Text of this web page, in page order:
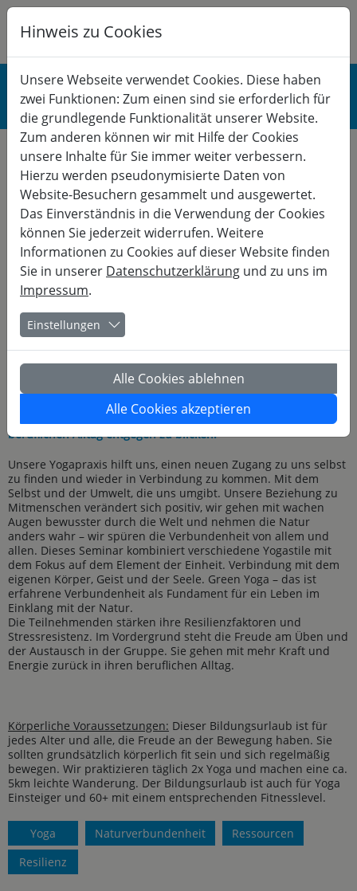
K B
BERUF
Gesundheit & Stress
Green Yoga:
Naturverbundenheit durch
Yoga
Verbundenheit mit der Natur als Fundament zur Stärkung
beruflich und gesellschaftlich relevanter Ressourcen
Die Yoga Praxis schenkt uns Verbindung und macht uns
innerlich wie äußerlich stark. Die beruflichen und
gesellschaftlichen Anforderungen steigend rasant an – dabei
ist es wichtig, die eigenen Ressourcen immer wieder
aufzutanken. Yoga macht uns widerstandsfähiger und hilft uns
so gesund zu bleiben und gelassen den Herausforderungen im
beruflichen Alltag entgegen zu blicken.
Unsere Yogapraxis hilft uns, einen neuen Zugang zu uns selbst
zu finden und wieder in Verbindung zu kommen. Mit dem
Selbst und der Umwelt, die uns umgibt. Unsere Beziehung zu
Mitmenschen verändert sich positiv, wir gehen mit wachen
Augen bewusster durch die Welt und nehmen die Natur
anders wahr – wir spüren die Verbundenheit von allem und
allen. Dieses Seminar kombiniert verschiedene Yogastile mit
dem Fokus auf dem Element der Einheit. Verbindung mit dem
eigenen Körper, Geist und der Seele. Green Yoga – das ist
erfahrene Verbundenheit als Fundament für ein Leben im
Einklang mit der Natur.
Die Teilnehmenden stärken ihre Resilienzfaktoren und
Stressresistenz. Im Vordergrund steht die Freude am Üben und
der Austausch in der Gruppe. Sie gehen mit mehr Kraft und
Energie zurück in ihren beruflichen Alltag.
Körperliche Voraussetzungen: Dieser Bildungsurlaub ist für
jedes Alter und alle, die Freude an der Bewegung haben. Sie
sollten grundsätzlich körperlich fit sein und sich regelmäßig
bewegen. Wir praktizieren täglich 2x Yoga und machen eine ca.
5km leichte Wanderung. Der Bildungsurlaub ist auch für Yoga
Einsteiger und 60+ mit einem entsprechenden Fitnesslevel.
Yoga Naturverbundenheit
Ressourcen
Resilienz
Hinweis zu Cookies
Unsere Webseite verwendet Cookies. Diese haben
zwei Funktionen: Zum einen sind sie erforderlich für
die grundlegende Funktionalität unserer Website.
Zum anderen können wir mit Hilfe der Cookies
unsere Inhalte für Sie immer weiter verbessern.
Hierzu werden pseudonymisierte Daten von
Website-Besuchern gesammelt und ausgewertet.
Das Einverständnis in die Verwendung der Cookies
können Sie jederzeit widerrufen. Weitere
Informationen zu Cookies auf dieser Website finden
Sie in unserer Datenschutzerklärung und zu uns im
Impressum.
Einstellungen
Alle Cookies ablehnen
Alle Cookies akzeptieren